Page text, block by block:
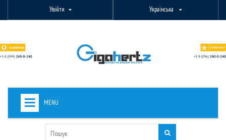
Увійти Українська
MENU